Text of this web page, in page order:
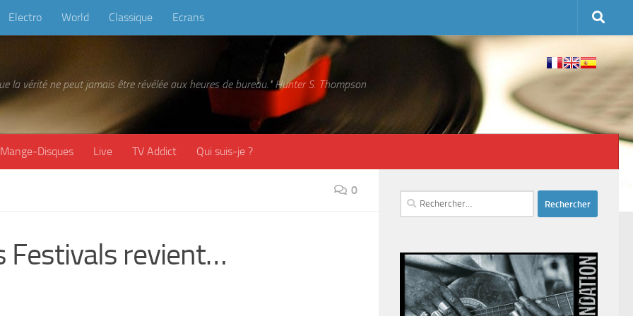
Electro World Classique Ecrans
la vérité ne peut jamais être révélée aux heures de bureau." Hunter S. Thompson
Mange-Disques Live TV Addict Qui suis-je ?
0
Festivals revient…
Rechercher :